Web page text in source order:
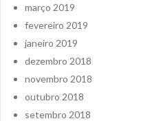
março 2019
fevereiro 2019
janeiro 2019
dezembro 2018
novembro 2018
outubro 2018
setembro 2018